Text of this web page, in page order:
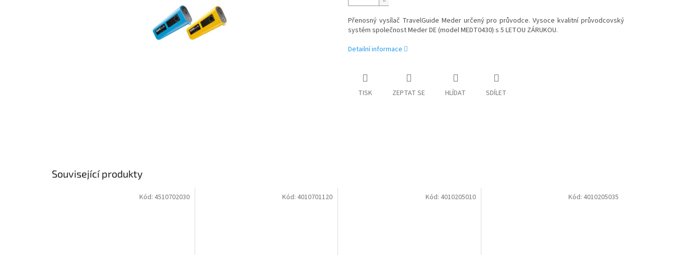
Přenosný vysílač TravelGuide Meder určený pro průvodce. Vysoce kvalitní průvodcovský
systém společnost Meder DE (model MEDT0430) s 5 LETOU ZÁRUKOU.
Detailní informace
TISK ZEPTAT SE HLÍDAT SDÍLET
Související produkty
Kód: 4510702030 Kód: 4010701120 Kód: 4010205010 Kód: 4010205035